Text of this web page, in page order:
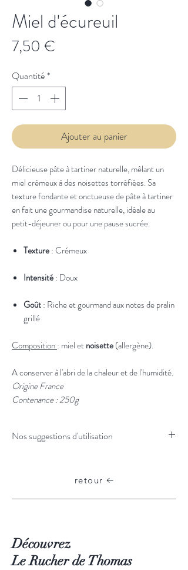
Miel d'écureuil
7,50 €
Quantité*
Ajouter au panier
Délicieuse pâte à tartiner naturelle, mêlant un
miel crémeux à des noisettes torréfiées. Sa
texture fondante et onctueuse de pâte à tartiner
en fait une gourmandise naturelle, idéale au
petit-déjeuner ou pour une pause sucrée.
Texture: Crémeux
Intensité: Doux
Goût: Riche et gourmand aux notes de pralin
grillé
Composition: miel etnoisette(allergène).
A conserver à l'abri de la chaleur et de l'humidité.
Origine France
Contenance : 250g
Nos suggestions d'utilisation
À la cuillère pour une touche gourmande
naturelle
En garniture d’une pâtisserie ou d’un
gâteau maison
retour
Découvrez
Le Rucher de Thomas